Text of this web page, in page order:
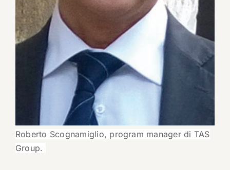
Roberto Scognamiglio, program manager di TAS
Group.